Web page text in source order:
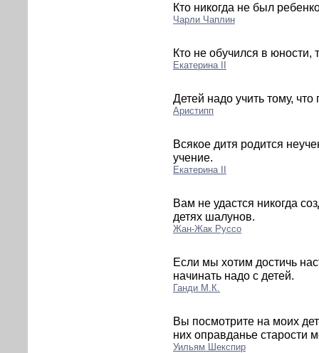
Кто никогда не был
Чарли Чаплин
Кто не обучился в юности,
Екатерина II
Детей надо учить тому, что
Аристипп
Всякое дитя родится
учение.
Екатерина II
Вам не удастся никогда
детях шалунов.
Жан-Жак Руссо
Если мы хотим достичь
начинать надо с детей.
Ганди М.К.
Вы посмотрите на моих
них оправданье старости
Уильям Шекспир